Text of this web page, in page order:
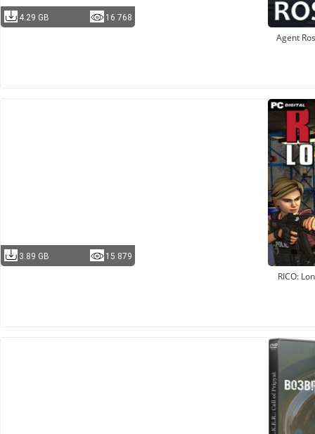
4.29 GB 16 768
Agent
3.89 GB 15 879
RICO: